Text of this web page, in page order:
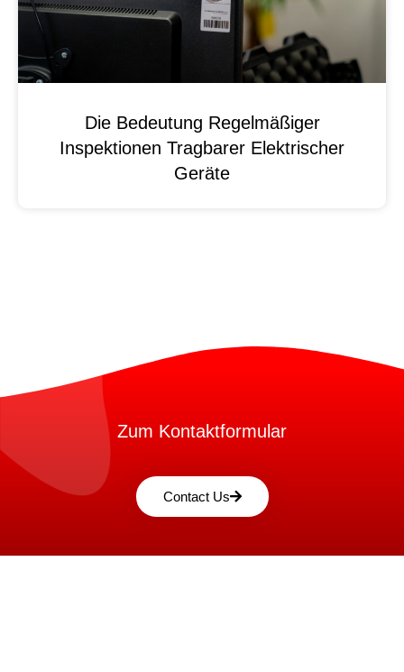
Die Bedeutung Regelmäßiger
Inspektionen Tragbarer Elektrischer
Geräte
Zum Kontaktformular
Contact Us